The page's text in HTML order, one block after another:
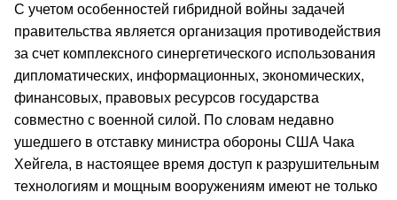
С учетом особенностей гибридной войны задачей
правительства является организация противодействия
за счет комплексного синергетического использования
дипломатических, информационных, экономических,
финансовых, правовых ресурсов государства
совместно с военной силой. По словам недавно
ушедшего в отставку министра обороны США Чака
Хейгела, в настоящее время доступ к разрушительным
технологиям и мощным вооружениям имеют не только